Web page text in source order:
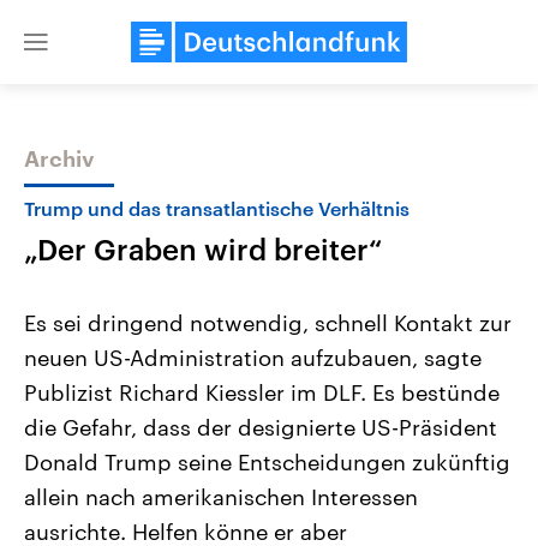
Close
Themen
Landtagswahl Sachsen-Anhalt
2026
Alle Informationen
Sachsen-Anhalt wählt am 6.
September 2026 einen neuen
Bundesland von einer Koalition aus
USA
Aktuelle Beiträge,
Hintergründe
Wirtschaftlich und
gehören die Vereinigten
mit großem Einfluss auf
Archiv
Trump und das transatlantische Verhältnis
„Der Graben wird breiter“
Es sei dringend notwendig, schnell Kontakt zur
neuen US-Administration aufzubauen, sagte
Publizist Richard Kiessler im DLF. Es bestünde
die Gefahr, dass der designierte US-Präsident
Donald Trump seine Entscheidungen zukünftig
allein nach amerikanischen Interessen
ausrichte. Helfen könne er aber